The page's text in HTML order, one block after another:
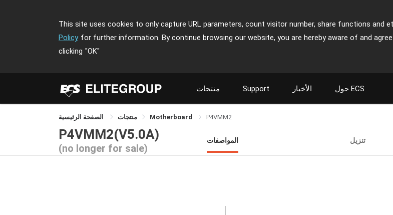
This site uses cookies to only capture URL parameters, count visitor number, share functions and
Policy for further information. By continue browsing our website, you are hereby aware of and
clicking "OK"
منتجات Support الأخبار حول ECS
منتجات Motherboard P4VMM2
P4VMM2(V5.0A)
(no longer for sale)
المواصفات تنزيل